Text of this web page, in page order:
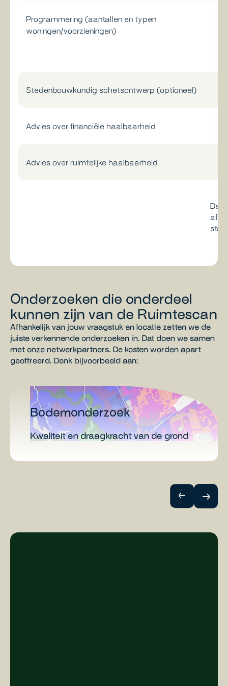
Programmering (aantallen en typen
woningen/voorzieningen)
Stedenbouwkundig schetsontwerp (optioneel)
Advies over financiële haalbaarheid
Advies over ruimtelijke haalbaarheid
De
Onderzoeken die onderdeel
kunnen zijn van de Ruimtescan
Afhankelijk van jouw vraagstuk en locatie zetten we de
juiste verkennende onderzoeken in. Dat doen we samen
met onze netwerkpartners. De kosten worden apart
geoffreerd. Denk bijvoorbeeld aan:
Bodemonderzoek
Kwaliteit en draagkracht van de grond